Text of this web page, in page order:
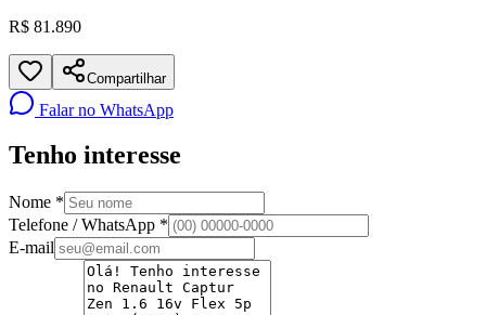
R$ 81.890
Compartilhar
Falar no WhatsApp
Tenho interesse
Nome *
Telefone / WhatsApp *
E-mail